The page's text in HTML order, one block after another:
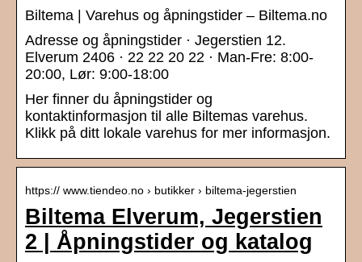
Biltema | Varehus og åpningstider – Biltema.no
Adresse og åpningstider · Jegerstien 12.
Elverum 2406 · 22 22 20 22 · Man-Fre: 8:00-
20:00, Lør: 9:00-18:00
Her finner du åpningstider og
kontaktinformasjon til alle Biltemas varehus.
Klikk på ditt lokale varehus for mer informasjon.
https:// www.tiendeo.no › butikker › biltema-jegerstien
Biltema Elverum, Jegerstien
2 | Åpningstider og katalog